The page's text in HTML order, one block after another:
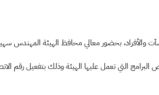
التصرفات العقارية
والأفراد، بحضور معالي محافظ الهيئة المهندس